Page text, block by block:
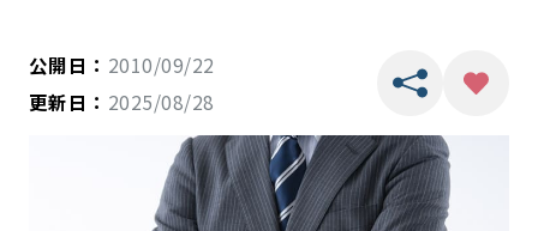
公開日： 2010/09/22
更新日： 2025/08/28